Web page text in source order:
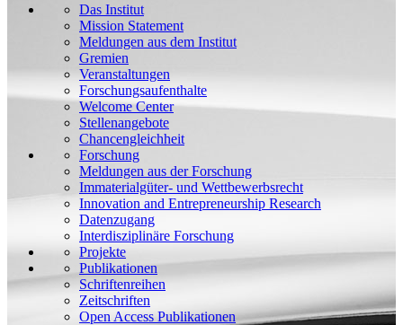
Das Institut
Mission Statement
Meldungen aus dem Institut
Gremien
Veranstaltungen
Forschungsaufenthalte
Welcome Center
Stellenangebote
Chancengleichheit
Forschung
Meldungen aus der Forschung
Immaterialgüter- und Wettbewerbsrecht
Innovation and Entrepreneurship Research
Datenzugang
Interdisziplinäre Forschung
Projekte
Publikationen
Schriftenreihen
Zeitschriften
Open Access Publikationen